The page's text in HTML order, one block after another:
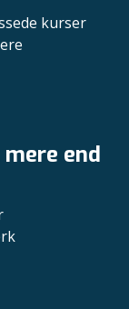
kurser
end